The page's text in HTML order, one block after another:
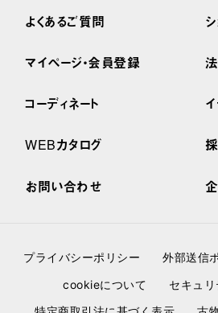
よくあるご質問
マイページ・会員登録
コーディネート
WEBカタログ
お問い合わせ
プライバシーポリシー 外部送信
cookieについて
セキュ